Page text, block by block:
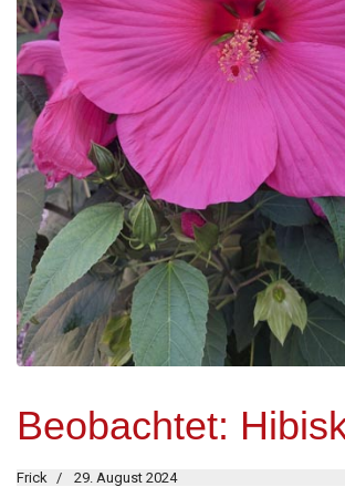
Beobachtet:
Frick 29. August 2024